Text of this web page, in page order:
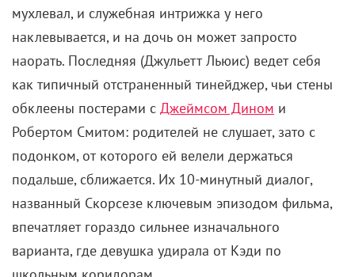
окровавленные руки, и даже когда семья
воссоединяется, ее будущее выглядит таким же
безрадостным, как разорванные бурей небеса
Северной Каролины.
Татуировки, вдохновленные Библией